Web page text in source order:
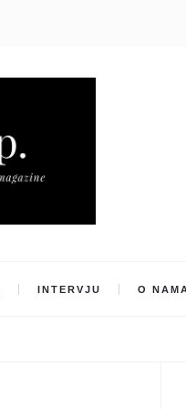
INTERVJU O